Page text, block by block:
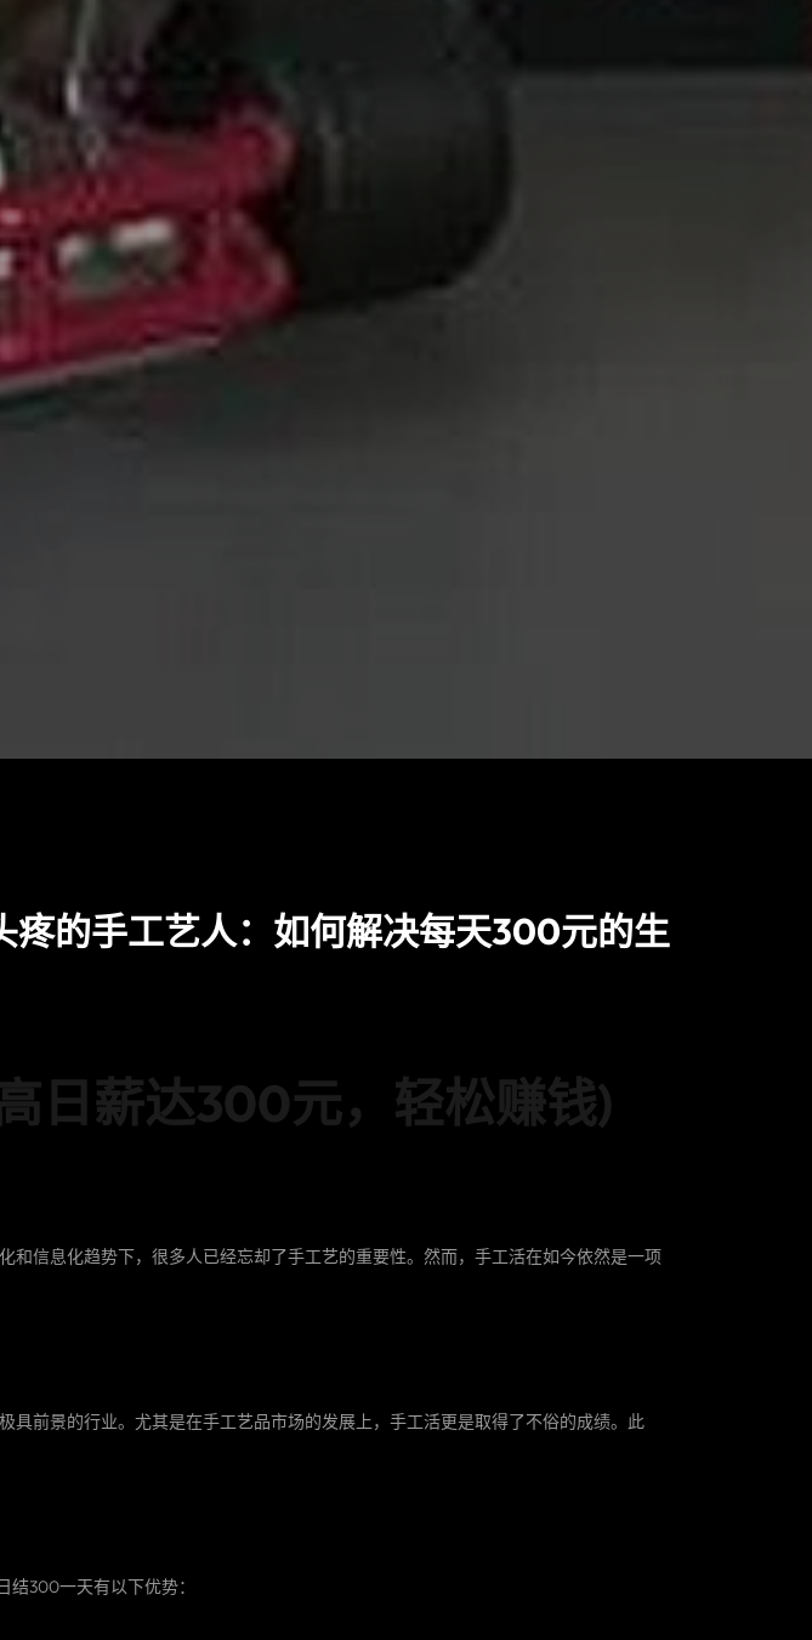
的手工艺人：如何解决每天300元的生
日薪达300元，轻松赚钱)
信息化趋势下，很多人已经忘却了手工艺的重要性。然而，手工活在如今依然是一项
前景的行业。尤其是在手工艺品市场的发展上，手工活更是取得了不俗的成绩。此
300一天有以下优势：